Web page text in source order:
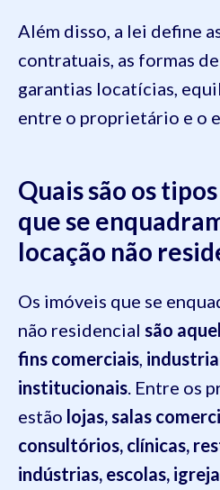
Além disso, a lei define
contratuais, as formas
garantias locatícias,
entre o proprietário e o
Quais são os
que se
locação não
Os imóveis que se
não residencial são
fins comerciais
institucionais . Entre os
estão lojas, salas
consultórios, clínicas,
indústrias, escolas,